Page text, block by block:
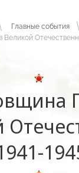
Главные события